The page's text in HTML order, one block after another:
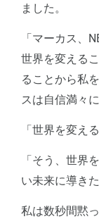
ました。
「マーカス、
世界を変える
ることから私
スは自信満々
「世界を変え
「そう、世界
い未来に導き
私は数秒間黙